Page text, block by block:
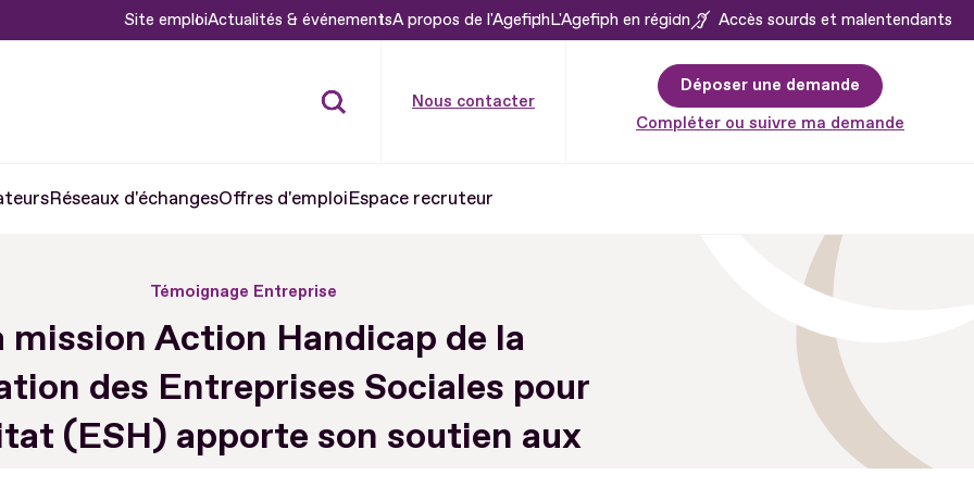
Site emploiActualités & événementsA propos de l'AgefiphL'Agefiph en région Accès sourds et malentendants
Nous contacter
Déposer une demande
Compléter ou suivre ma demande
Réseaux d'échangesOffres d'emploiEspace recruteur
Témoignage Entreprise
mission Action Handicap de la
des Entreprises Sociales pour
(ESH) apporte son soutien aux